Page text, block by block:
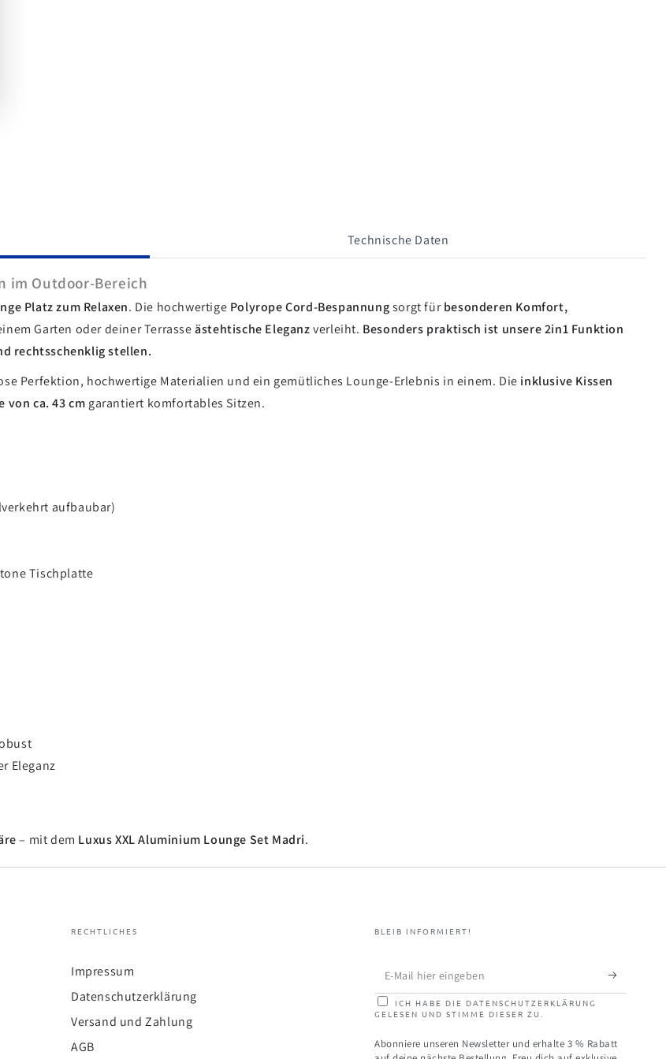
Technische Daten
im Outdoor-Bereich
Platz zum Relaxen. Die hochwertige Polyrope Cord-Bespannungsorgt fürbesonderen Komfort,
Garten oder deiner Terrasseästehtische Eleganzverleiht. Besonders praktisch ist unsere 2in1 Funktion
rechtsschenklig stellen.
Perfektion, hochwertige Materialien und ein gemütliches Lounge-Erlebnis in einem. Die inklusive Kissen
von ca. 43 cm garantiert komfortables Sitzen.
aufbaubar)
Tischplatte
Eleganz
– mit dem Luxus XXL Aluminium Lounge Set Madri.
RECHTLICHES
Impressum
Datenschutzerklärung
Versand und Zahlung
AGB
BLEIB INFORMIERT!
E-
Mail
hier
eingeben
ICH HABE DIE DATENSCHUTZERKLÄRUNG
GELESEN UND STIMME DIESER ZU.
Abonniere unseren Newsletter und erhalte 3 % Rabatt